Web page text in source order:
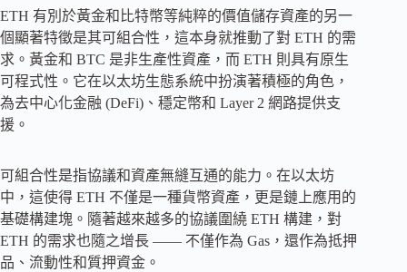
ETH 有別於黃金和比特幣等純粹的價值儲存資產的另一
個顯著特徵是其可組合性，這本身就推動了對 ETH 的需
求。黃金和 BTC 是非生產性資產，而 ETH 則具有原生
可程式性。它在以太坊生態系統中扮演著積極的角色，
為去中心化金融 (DeFi)、穩定幣和 Layer 2 網路提供支
援。
可組合性是指協議和資產無縫互通的能力。在以太坊
中，這使得 ETH 不僅是一種貨幣資產，更是鏈上應用的
基礎構建塊。隨著越來越多的協議圍繞 ETH 構建，對
ETH 的需求也隨之增長 —— 不僅作為 Gas，還作為抵押
品、流動性和質押資金。